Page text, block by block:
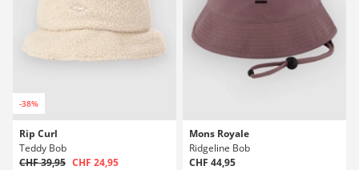
-38%
Rip Curl
Teddy Bob
CHF 39,95 CHF 24,95
Mons Royale
Ridgeline Bob
CHF 44,95